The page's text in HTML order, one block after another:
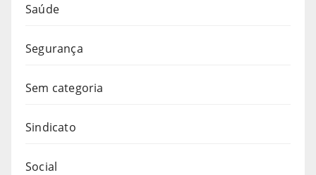
Saúde
Segurança
Sem categoria
Sindicato
Social